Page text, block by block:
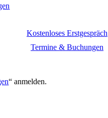
Kostenloses Erstgespräch
Termine & Buchungen
“ anmelden.